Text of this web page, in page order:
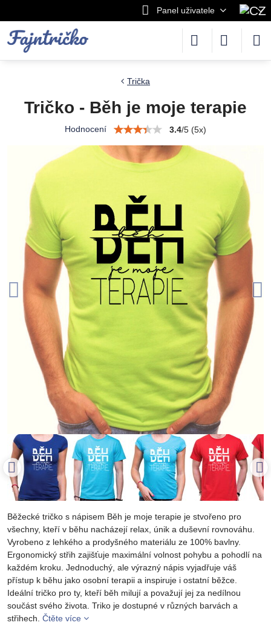
Panel uživatele
Trička
Tričko - Běh je moje terapie
Hodnocení 3.4/5 (5x)
Běžecké tričko s nápisem Běh je moje terapie je stvořeno pro
všechny, kteří v běhu nacházejí relax, únik a duševní rovnováhu.
Vyrobeno z lehkého a prodyšného materiálu ze 100% bavlny.
Ergonomický střih zajišťuje maximální volnost pohybu a pohodlí na
každém kroku. Jednoduchý, ale výrazný nápis vyjadřuje váš
přístup k běhu jako osobní terapii a inspiruje i ostatní běžce.
Ideální tričko pro ty, kteří běh milují a považují jej za nedílnou
součást svého života. Triko je dostupné v různých barvách a
střihech. Čtěte více